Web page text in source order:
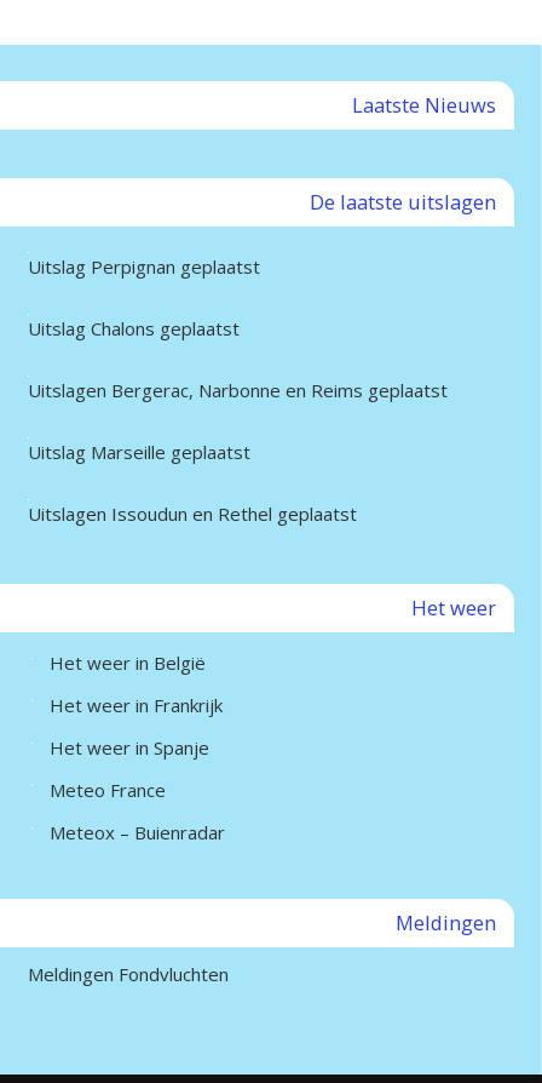
Laatste Nieuws
De laatste uitslagen
Uitslag Perpignan geplaatst
Uitslag Chalons geplaatst
Uitslagen Bergerac, Narbonne en Reims geplaatst
Uitslag Marseille geplaatst
Uitslagen Issoudun en Rethel geplaatst
Het weer
Het weer in België
Het weer in Frankrijk
Het weer in Spanje
Meteo France
Meteox – Buienradar
Meldingen
Meldingen Fondvluchten